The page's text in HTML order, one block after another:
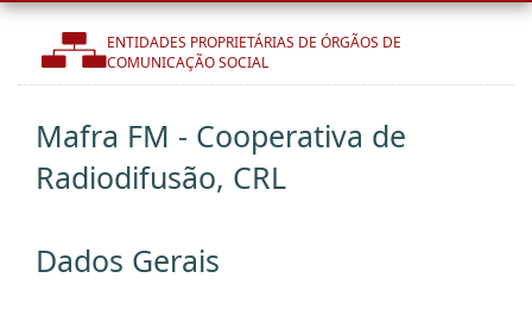
ENTIDADES PROPRIETÁRIAS DE ÓRGÃOS DE
COMUNICAÇÃO SOCIAL
Mafra FM - Cooperativa de
Radiodifusão, CRL
Dados Gerais